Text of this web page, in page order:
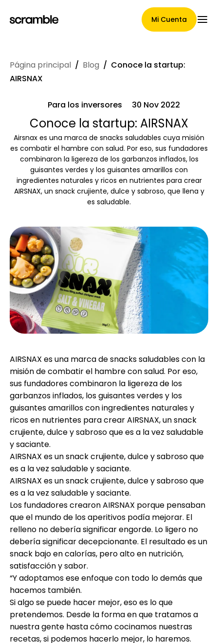
Mi Cuenta
Términos de asignación de
reclamaciones
Galería de marcas
Selección de marca
Calculadoras
Historial de Rondas
Blog
Contáctenos
Mi Cuenta
Obtener financiación
ask@scrambleup.com
+372 712 2955
Página principal / Blog / Conoce la startup:
AIRSNAX
Para los inversores 30 Nov 2022
Conoce la startup: AIRSNAX
Airsnax es una marca de snacks saludables cuya misión
es combatir el hambre con salud. Por eso, sus fundadores
combinaron la ligereza de los garbanzos inflados, los
guisantes verdes y los guisantes amarillos con
ingredientes naturales y ricos en nutrientes para crear
AIRSNAX, un snack crujiente, dulce y sabroso, que llena y
es saludable.
AIRSNAX es una marca de snacks saludables con la
misión de combatir el hambre con salud. Por eso,
sus fundadores combinaron la ligereza de los
garbanzos inflados, los guisantes verdes y los
guisantes amarillos con ingredientes naturales y
ricos en nutrientes para crear AIRSNAX, un snack
crujiente, dulce y sabroso que es a la vez saludable
y saciante.
AIRSNAX es un snack crujiente, dulce y sabroso que
es a la vez saludable y saciante.
AIRSNAX es un snack crujiente, dulce y sabroso que
es a la vez saludable y saciante.
Los fundadores crearon AIRSNAX porque pensaban
que el mundo de los aperitivos podía mejorar. El
relleno no debería significar engorde. Lo ligero no
debería significar decepcionante. El resultado es un
snack bajo en calorías, pero alto en nutrición,
satisfacción y sabor.
“Y adoptamos ese enfoque con todo lo demás que
hacemos también.
Si algo se puede hacer mejor, eso es lo que
pretendemos. Desde la forma en que tratamos a
nuestra gente hasta cómo cocinamos nuestras
recetas, si podemos hacerlo mejor, lo haremos.